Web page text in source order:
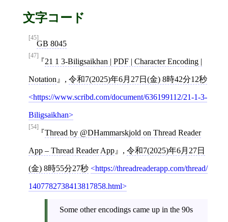
文字コード
[45]
GB 8045
[47]
21 1 3-Biligsaikhan | PDF | Character Encoding |
Notation , 令和7(2025)年6月27日(金) 8時42分12秒
https://www.scribd.com/document/636199112/21-1-3-
Biligsaikhan
[54]
Thread by @DHammarskjold on Thread Reader
App – Thread Reader App , 令和7(2025)年6月27日
(金) 8時55分27秒 https://threadreaderapp.com/thread/
1407782738413817858.html
Some other encodings came up in the 90s